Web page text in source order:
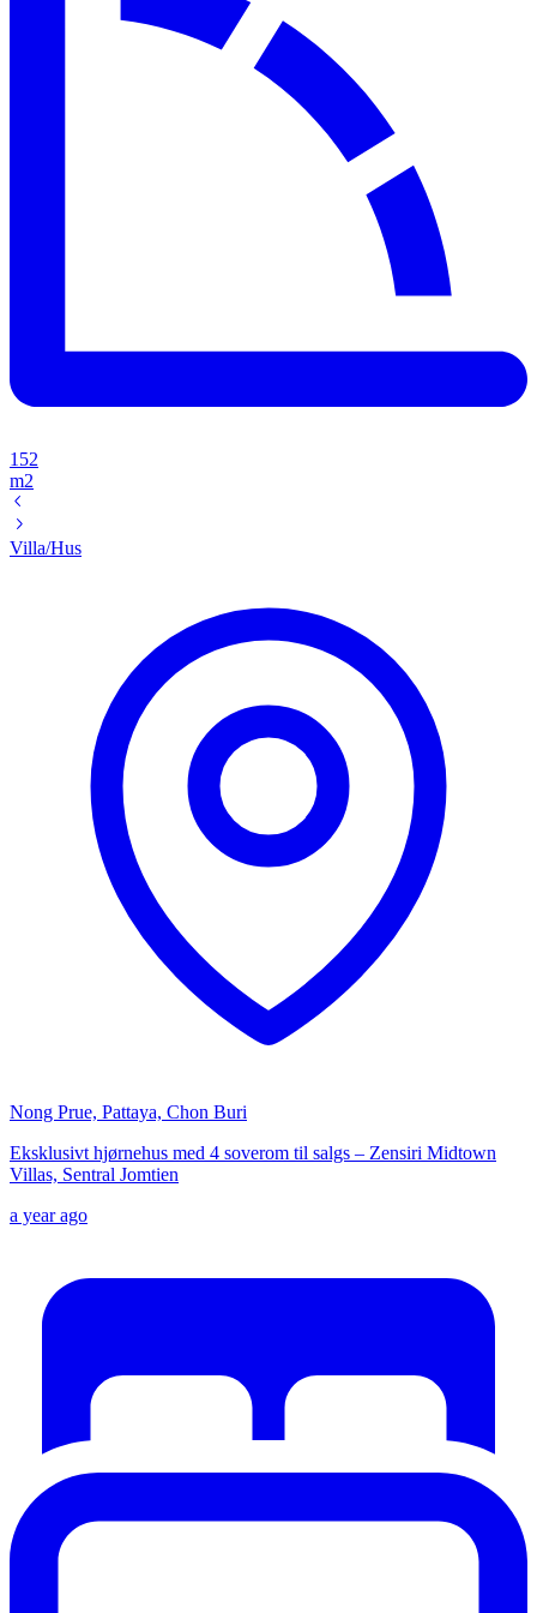
152
m2
Villa/Hus
Nong Prue, Pattaya, Chon Buri
Eksklusivt hjørnehus med 4 soverom til salgs – Zensiri Midtown
Villas, Sentral Jomtien
a year ago